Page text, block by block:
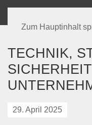
Zum Hauptinhalt
TECHNIK,
29. April 2025